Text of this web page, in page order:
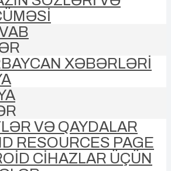
XƏBƏRLƏRİ
VƏ QAYDALAR
RESOURCES PAGE
CİHAZLAR ÜÇÜN